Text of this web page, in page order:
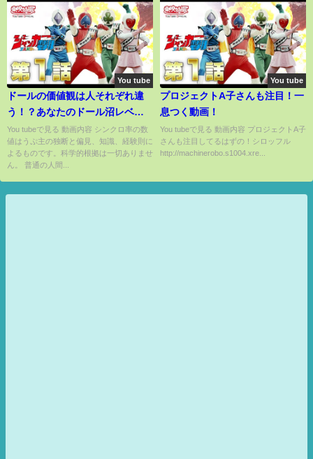
You tube
ドールの価値観は人それぞれ違
う！？あなたのドール沼レベル
をチェックしよう！
You tubeで見る 動画内容 シンクロ率の数
値はうぷ主の独断と偏見、知識、経験則に
よるものです。科学的根拠は一切ありませ
ん。 普通の人間...
You tube
プロジェクトA子さんも注目！一
息つく動画！
You tubeで見る 動画内容 プロジェクトA子
さんも注目してるはずの！シロッフル
http://machinerobo.s1004.xre...